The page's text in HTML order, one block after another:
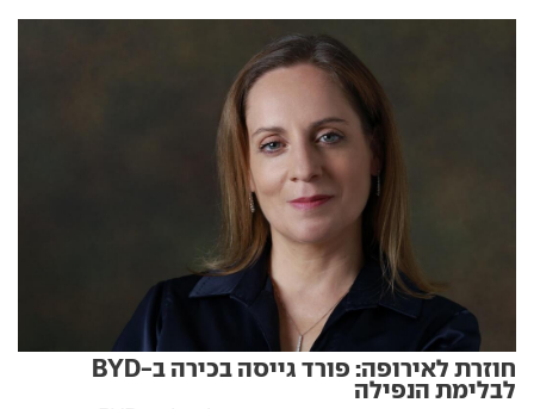
חוזרת לאירופה: פורד גייסה בכירה ב-BYD
לבלימת הנפילה